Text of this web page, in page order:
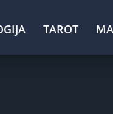
TAROT